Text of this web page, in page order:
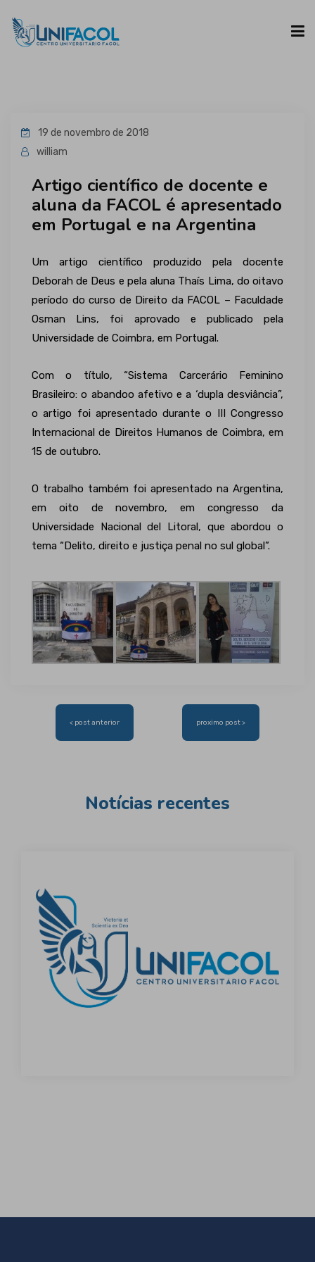
CURSOS
ESPAÇO DO ALUNO
19 de novembro de 2018
william
Artigo científico de docente e
aluna da FACOL é apresentado
em Portugal e na Argentina
Um artigo científico produzido pela docente
Deborah de Deus e pela aluna Thaís Lima, do oitavo
período do curso de Direito da FACOL – Faculdade
Osman Lins, foi aprovado e publicado pela
Universidade de Coimbra, em Portugal.
Com o título, “Sistema Carcerário Feminino
Brasileiro: o abandoo afetivo e a ‘dupla desviância”,
o artigo foi apresentado durante o III Congresso
Internacional de Direitos Humanos de Coimbra, em
15 de outubro.
O trabalho também foi apresentado na Argentina,
em oito de novembro, em congresso da
Universidade Nacional del Litoral, que abordou o
tema “Delito, direito e justiça penal no sul global”.
Navegação
< post anterior proximo post >
Notícias recentes